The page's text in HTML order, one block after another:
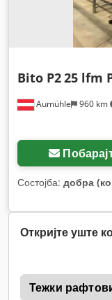
Aumühle 960 km
Bito P225 lfm
Состојба: добра
Откријте уште
Тежки